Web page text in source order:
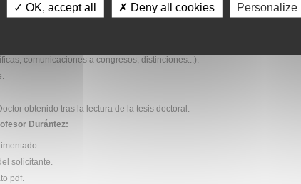
doctoral en formato pdf.
que indiquen de manera objetiva la calidad del trabajo presentado
comunicaciones a congresos, distinciones...).
obtenido tras la lectura de la tesis doctoral.
Durántez:
solicitante.
pdf.
✓ OK, accept all ✗ Deny all cookies Personalize